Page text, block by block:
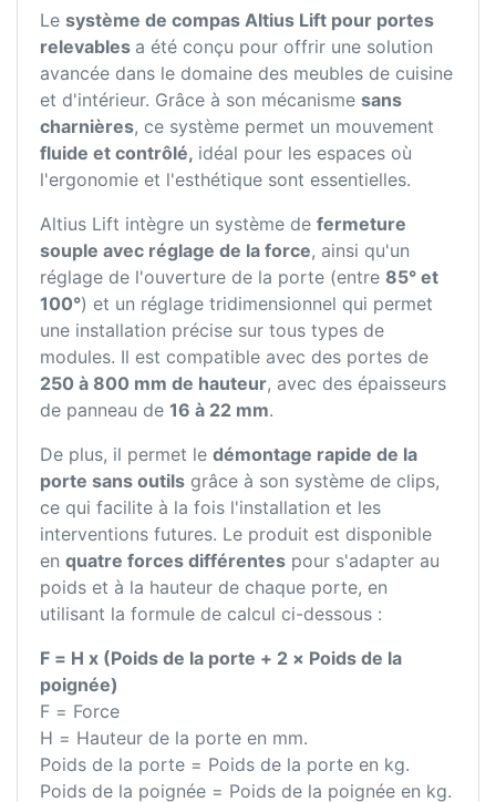
Le système de compas Altius Lift pour portes
relevables a été conçu pour offrir une solution
avancée dans le domaine des meubles de cuisine
et d'intérieur. Grâce à son mécanisme sans
charnières, ce système permet un mouvement
fluide et contrôlé, idéal pour les espaces où
l'ergonomie et l'esthétique sont essentielles.
Altius Lift intègre un système de fermeture
souple avec réglage de la force, ainsi qu'un
réglage de l'ouverture de la porte (entre 85° et
100°) et un réglage tridimensionnel qui permet
une installation précise sur tous types de
modules. Il est compatible avec des portes de
250 à 800 mm de hauteur, avec des épaisseurs
de panneau de 16 à 22 mm.
De plus, il permet le démontage rapide de la
porte sans outils grâce à son système de clips,
ce qui facilite à la fois l'installation et les
interventions futures. Le produit est disponible
en quatre forces différentes pour s'adapter au
poids et à la hauteur de chaque porte, en
utilisant la formule de calcul ci-dessous :
F = H x (Poids de la porte + 2 × Poids de la
poignée)
F = Force
H = Hauteur de la porte en mm.
Poids de la porte = Poids de la porte en kg.
Poids de la poignée = Poids de la poignée en kg.